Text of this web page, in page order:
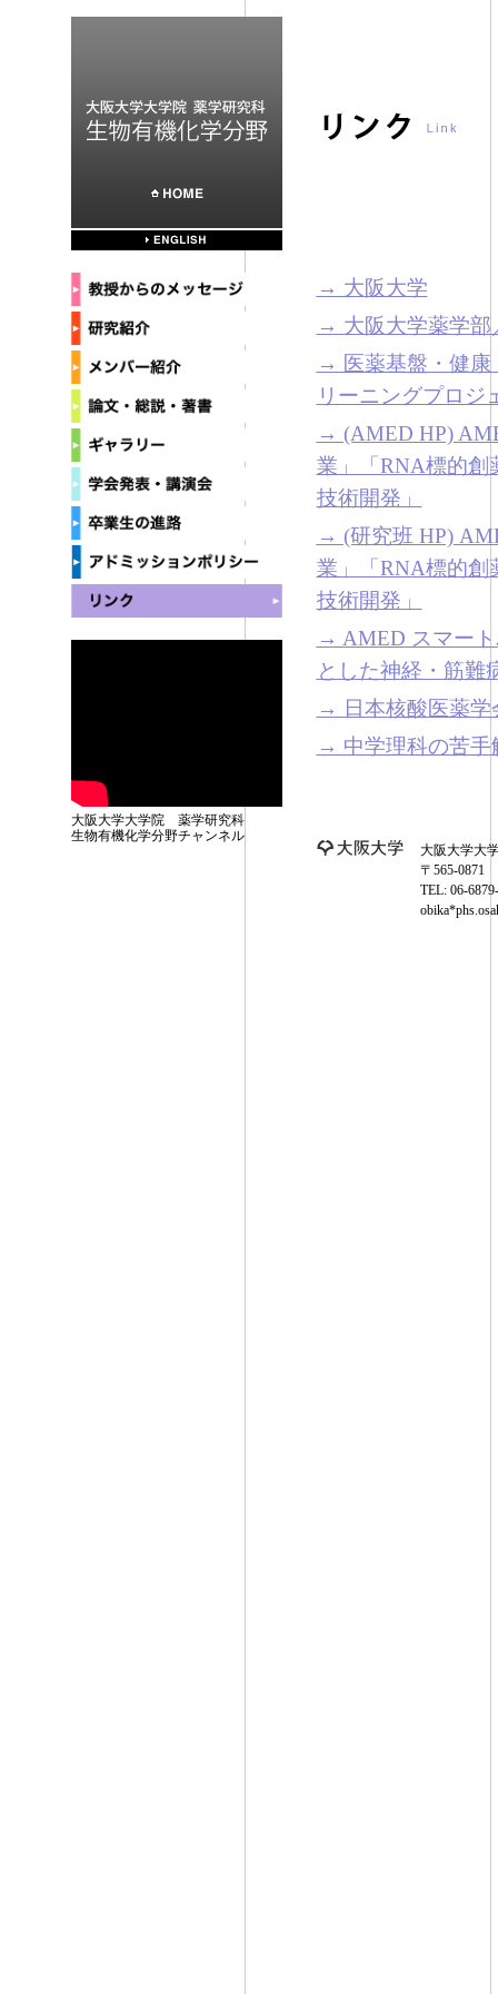
大阪大学大学院 薬学研究科
生物有機化学分野チャンネル
→ 大阪大学
→ 大阪大学薬学部
→ 医薬基盤・健
リーニングプロジ
→ (AMED HP)
業」「RNA標的創
技術開発」
→ (研究班 HP)
業」「RNA標的創
技術開発」
→ AMED スマー
とした神経・筋難
→ 日本核酸医薬学
→ 中学理科の苦手
大阪大学大
〒565‐0871
TEL: 06-